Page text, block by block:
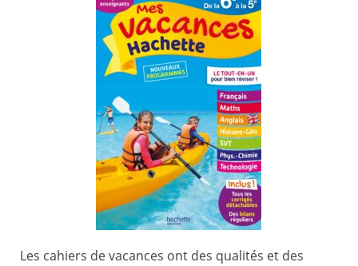
Les cahiers de vacances ont des qualités et des